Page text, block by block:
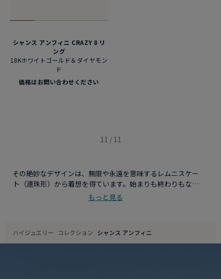
シャンス アンフィニ CRAZY 8 リ
ング
18Kホワイトゴールド＆ダイヤモン
ド
価格はお問い合わせください
11 / 11
その絶妙なデザインは、無限や永遠を意味するレムニスケー
ト（連珠形）から着想を得ています。始まりも終わりもない
フォルムは、フレッドの歴史とともにある美の連続性と通じ
ています。
もっと見る
ハイジュエリー コレクション シャンス アンフィニ